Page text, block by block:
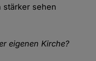
stärker sehen
eigenen Kirche?